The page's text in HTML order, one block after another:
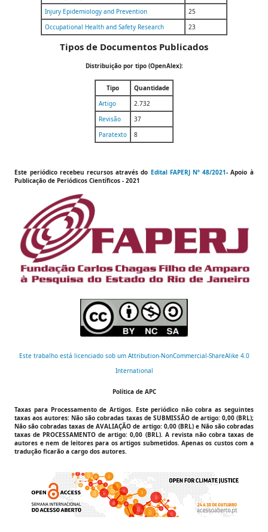
Injury Epidemiology and Prevention
25
Occupational Health and Safety Research
23
Tipos de Documentos Publicados
Distribuição por tipo (OpenAlex):
Tipo
Quantidade
Artigo
2.732
Revisão
37
Paratexto
8
Este periódico recebeu recursos através do Edital FAPERJ Nº 48/2021- Apoio à
Publicação de Periódicos Científicos - 2021
Este trabalho está licenciado sob um Attribution-NonCommercial-ShareAlike 4.0
International
Política de APC
Taxas para Processamento de Artigos. Este periódico não cobra as seguintes
taxas aos autores: Não são cobradas taxas de SUBMISSÃO de artigo: 0,00 (BRL);
Não são cobradas taxas de AVALIAÇÃO de artigo: 0,00 (BRL) e Não são cobradas
taxas de PROCESSAMENTO de artigo: 0,00 (BRL). A revista não cobra taxas de
autores e nem de leitores para os artigos submetidos. Apenas os custos com a
tradução ficarão a cargo dos autores.